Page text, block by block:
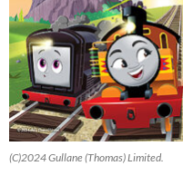
(C)2024 Gullane (Thomas) Limited.